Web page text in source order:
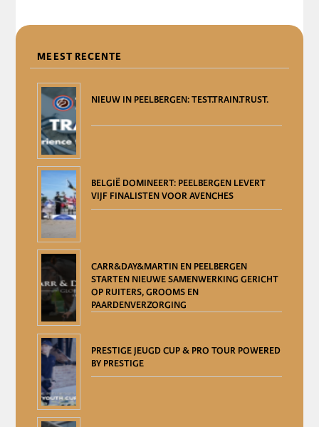
MEEST RECENTE
NIEUW IN PEELBERGEN: TEST.TRAIN.TRUST.
BELGIË DOMINEERT: PEELBERGEN LEVERT
VIJF FINALISTEN VOOR AVENCHES
CARR&DAY&MARTIN EN PEELBERGEN
STARTEN NIEUWE SAMENWERKING GERICHT
OP RUITERS, GROOMS EN
PAARDENVERZORGING
PRESTIGE JEUGD CUP & PRO TOUR POWERED
BY PRESTIGE